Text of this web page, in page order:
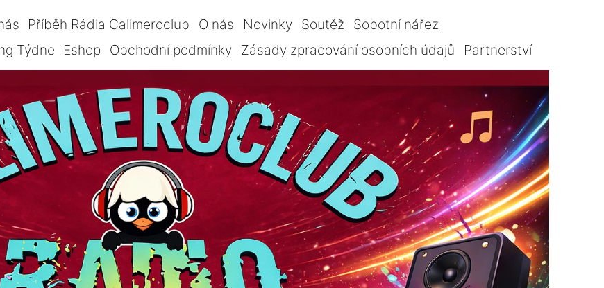
Příběh Rádia Calimeroclub O nás Novinky Soutěž
Sobotní nářez
Týdne Eshop Obchodní podmínky Zásady zpracování osobních údajů Partnerství